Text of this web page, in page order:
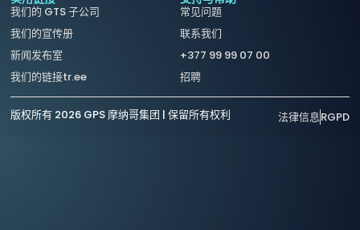
我们的 GTS 子公司
我们的宣传册
新闻发布室
我们的链接tr.ee
常见问题
联系我们
+377 99 99 07 00
招聘
版权所有 2026 GPS 摩纳哥集团 | 保留所有权利 法律信息RGPD